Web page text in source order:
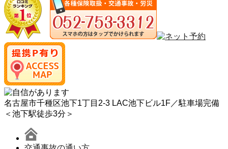
名古屋市千種区池下1丁目2-3 LAC池下ビル1F／駐車場完備
＜池下駅徒歩3分＞